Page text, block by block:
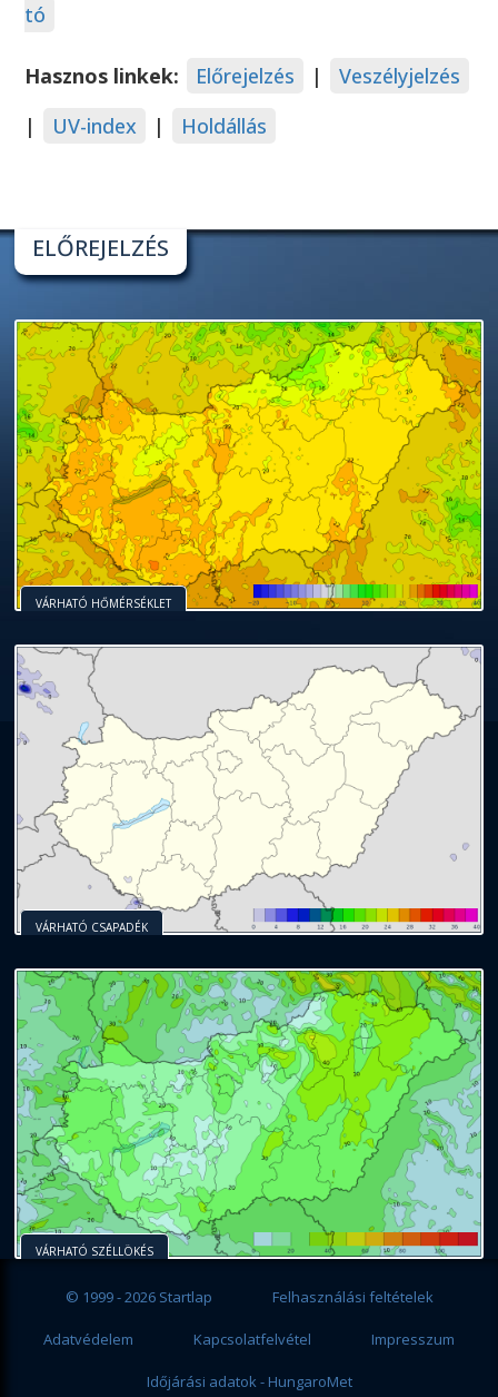
tó
Hasznos linkek: Előrejelzés |
Veszélyjelzés
|
UV-index | Holdállás
ELŐREJELZÉS
VÁRHATÓ HŐMÉRSÉKLET
VÁRHATÓ CSAPADÉK
VÁRHATÓ SZÉLLÖKÉS
© 1999 - 2026 Startlap Felhasználási feltételek
Adatvédelem Kapcsolatfelvétel Impresszum
Időjárási adatok - HungaroMet